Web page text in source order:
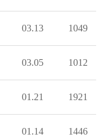
03.13 1049
03.05 1012
01.21 1921
01.14 1446